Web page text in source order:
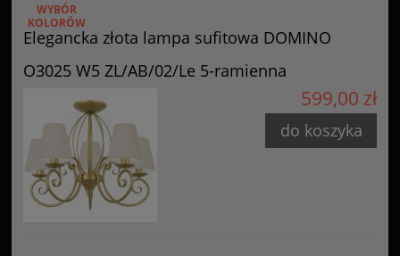
Elegancka złota lampa sufitowa DOMINO
O3025 W5 ZL/AB/02/Le 5-ramienna
WYBÓR
KOLORÓW
599,00 zł
do koszyka